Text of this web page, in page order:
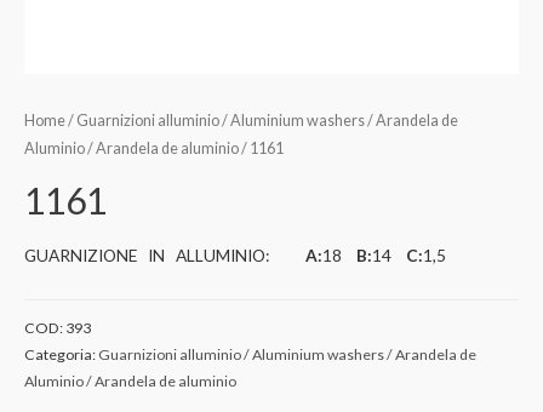
Home/ Guarnizioni alluminio / Aluminium washers / Arandela de
Aluminio / Arandela de aluminio/ 1161
1161
GUARNIZIONE IN ALLUMINIO: A:18 B:14 C:1,5
COD: 393
Categoria: Guarnizioni alluminio / Aluminium washers / Arandela de
Aluminio / Arandela de aluminio